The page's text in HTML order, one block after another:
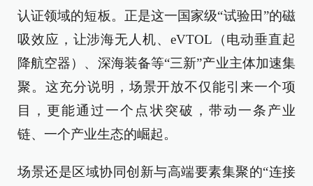
认证领域的短板。正是这一国家级“试验田”的磁
吸效应，让涉海无人机、eVTOL（电动垂直起
降航空器）、深海装备等“三新”产业主体加速集
聚。这充分说明，场景开放不仅能引来一个项
目，更能通过一个点状突破，带动一条产业
链、一个产业生态的崛起。
场景还是区域协同创新与高端要素集聚的“连接